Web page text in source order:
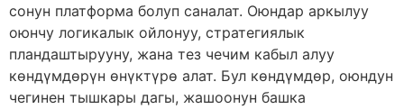
сонун платформа болуп саналат. Оюндар аркылуу
оюнчу логикалык ойлонуу, стратегиялык
пландаштырууну, жана тез чечим кабыл алуу
көндүмдөрүн өнүктүрө алат. Бул көндүмдөр, оюндун
чегинен тышкары дагы, жашоонун башка